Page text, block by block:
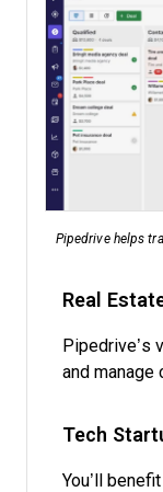
Pipedrive helps
Real
Pipedrive’s
and
Tech
You’ll